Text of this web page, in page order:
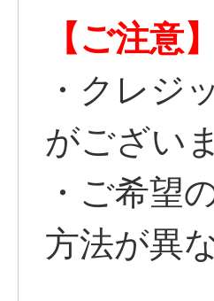
【ご注意】
・クレジ
がござい
・ご希望
方法が異